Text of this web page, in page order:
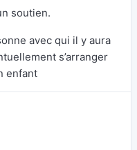
soutien.
avec qui il y aura
s’arranger
enfant